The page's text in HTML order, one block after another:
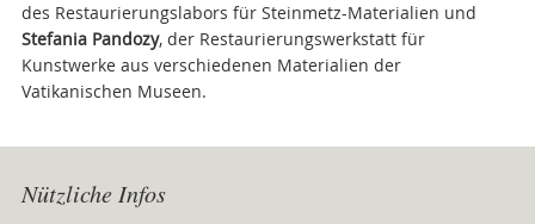
des Restaurierungslabors für Steinmetz-Materialien und
Stefania Pandozy, der Restaurierungswerkstatt für
Kunstwerke aus verschiedenen Materialien der
Vatikanischen Museen.
Nützliche Infos